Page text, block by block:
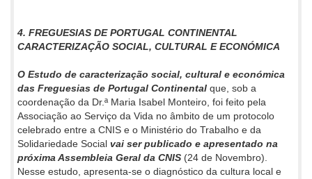
4. FREGUESIAS DE PORTUGAL CONTINENTAL
CARACTERIZAÇÃO SOCIAL, CULTURAL E ECONÓMICA
O Estudo de caracterização social, cultural e económica
das Freguesias de Portugal Continental que, sob a
coordenação da Dr.ª Maria Isabel Monteiro, foi feito pela
Associação ao Serviço da Vida no âmbito de um protocolo
celebrado entre a CNIS e o Ministério do Trabalho e da
Solidariedade Social vai ser publicado e apresentado na
próxima Assembleia Geral da CNIS (24 de Novembro).
Nesse estudo, apresenta-se o diagnóstico da cultura local e